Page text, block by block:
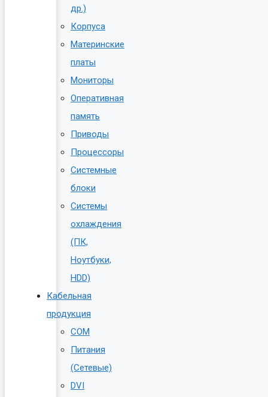
др.)
Корпуса
Материнские
платы
Мониторы
Оперативная
память
Приводы
Процессоры
Системные
блоки
Системы
охлаждения
(ПК,
Ноутбуки,
HDD)
Кабельная
продукция
COM
Питания
(Сетевые)
DVI